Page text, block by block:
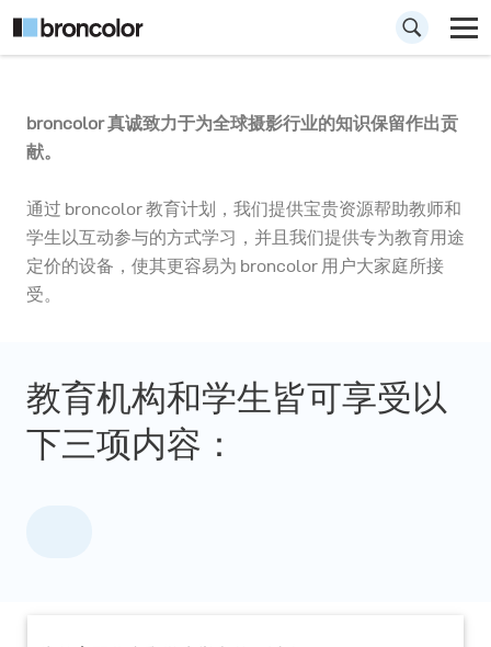
broncolor 教育计划
broncolor 真诚致力于为全球摄影行业的知识保留作出贡
献。
通过 broncolor 教育计划，我们提供宝贵资源帮助教师和
学生以互动参与的方式学习，并且我们提供专为教育用途
定价的设备，使其更容易为 broncolor 用户大家庭所接
受。
教育机构和学生皆可享受以
下三项内容：